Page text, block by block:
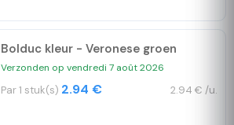
Bolduc kleur - Veronese groen
Verzonden op vendredi 7 août 2026
Par 1 stuk(s) 2.94 € 2.94 € /u.